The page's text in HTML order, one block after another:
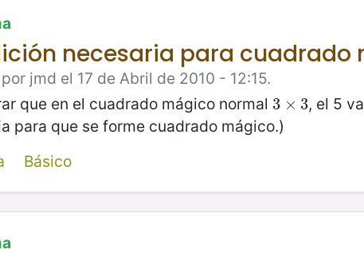
necesaria para cuadrado
jmd el 17 de Abril de 2010 - 12:15.
que en el cuadrado mágico normal 3 × 3
3 ×3 , el 5
para que se forme cuadrado mágico.)
Básico